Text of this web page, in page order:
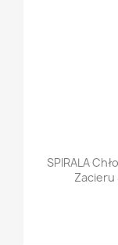
SPIRALA
Zacieru